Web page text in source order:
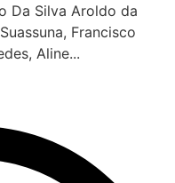
Da Silva Aroldo da
Francisco
Aline...